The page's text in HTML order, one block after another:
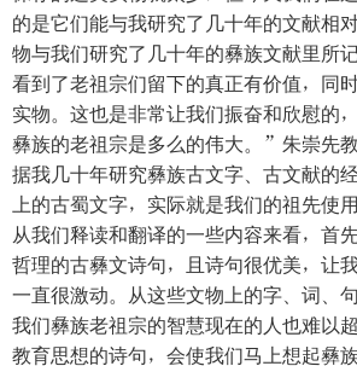
的是它们能与我研究了几十年的文献相
物与我们研究了几十年的彝族文献里所
看到了老祖宗们留下的真正有价值，同
实物。这也是非常让我们振奋和欣慰的
彝族的老祖宗是多么的伟大。”朱崇先
据我几十年研究彝族古文字、古文献的
上的古蜀文字，实际就是我们的祖先使
从我们释读和翻译的一些内容来看，首
哲理的古彝文诗句，且诗句很优美，让
一直很激动。从这些文物上的字、词、句
我们彝族老祖宗的智慧现在的人也难以
教育思想的诗句，会使我们马上想起彝